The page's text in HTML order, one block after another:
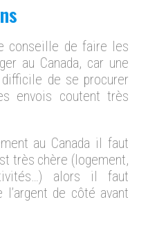
conseille de faire les
au Canada, car une
de se procurer
envois coutent très
au Canada il faut
très chère (logement,
alors il faut
de côté avant